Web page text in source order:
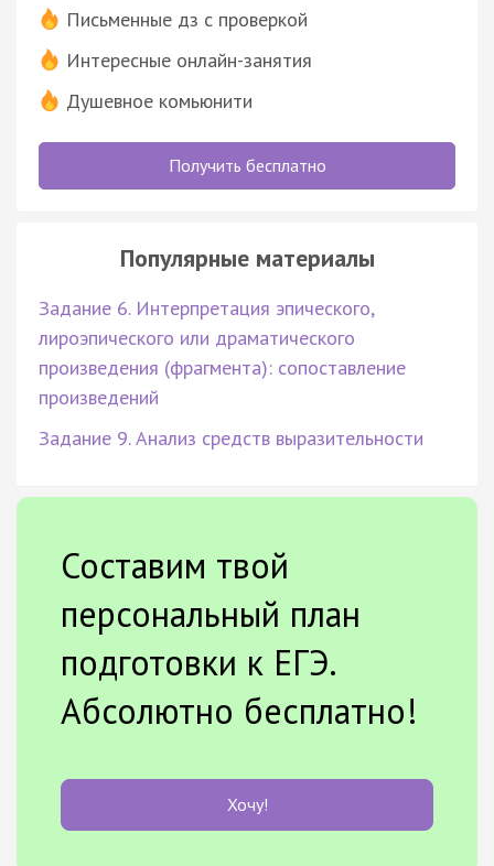
Письменные дз с проверкой
Интересные онлайн-занятия
Душевное комьюнити
Получить бесплатно
Популярные материалы
Задание 6. Интерпретация эпического,
лироэпического или драматического
произведения (фрагмента): сопоставление
произведений
Задание 9. Анализ средств выразительности
Составим твой
персональный план
подготовки к ЕГЭ.
Абсолютно бесплатно!
Хочу!